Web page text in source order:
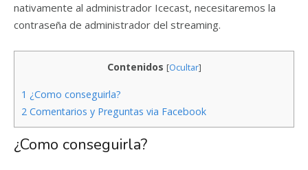
nativamente al administrador Icecast, necesitaremos la
contraseña de administrador del streaming.
Contenidos [Ocultar]
1 ¿Como conseguirla?
2 Comentarios y Preguntas via Facebook
¿Como conseguirla?